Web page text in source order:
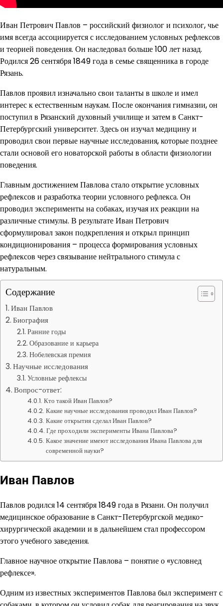
Иван Петрович Павлов – российский физиолог и психолог, чье
имя всегда ассоциируется с исследованием условных рефлексов
и теорией поведения. Он наследовал больше 100 лет назад.
Родился 26 сентября 1849 года в семье священника в городе
Рязань.
Павлов проявил изначально свои таланты в школе и имел
интерес к естественным наукам. После окончания гимназии, он
поступил в Рязанский духовный училище и затем в Санкт-
Петербургский университет. Здесь он изучал медицину и
проводил свои первые научные исследования, которые позднее
стали основой его новаторской работы в области физиологии
поведения.
Главным достижением Павлова стало открытие условных
рефлексов и разработка теории условного рефлекса. Он
проводил эксперименты на собаках, изучая их реакции на
различные стимулы. В результате Иван Петрович
сформулировал закон подкрепления и открыл принцип
кондиционирования – процесса формирования условных
рефлексов через связывание нейтрального стимула с
натуральным.
Содержание
Иван Павлов
Биография
Ранние годы
Образование и карьера
Нобелевская премия
Научные исследования
Условные рефлексы
Вопрос-ответ:
Кто такой Иван Павлов?
Какие научные исследования проводил Иван Павлов?
Какие открытия сделал Иван Павлов?
Где проходили эксперименты Ивана Павлова?
Какое значение имеют исследования Ивана Павлова для
современной науки?
Иван Павлов
Павлов родился 14 сентября 1849 года в Рязани. Он получил
медицинское образование в Санкт-Петербургской медико-
хирургической академии и в дальнейшем стал профессором
этого учебного заведения.
Главное научное открытие Павлова – понятие о «условнед
рефлексе».
Одним из известных экспериментов Павлова был эксперимент с